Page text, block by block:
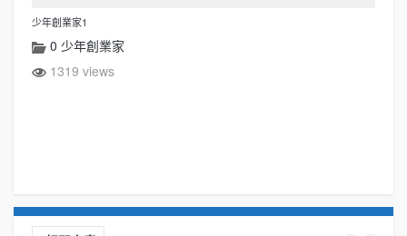
少年創業家1
0 少年創業家
1319 views